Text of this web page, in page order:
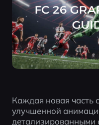
Каждая новая часть
улучшенной
детализированными